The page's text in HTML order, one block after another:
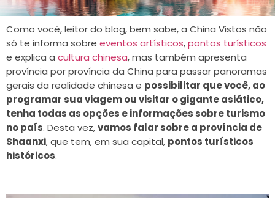
Como você, leitor do blog, bem sabe, a China Vistos não
só te informa sobre eventos artísticos,pontos turísticos
e explica a cultura chinesa, mas também apresenta
província por província da China para passar panoramas
gerais da realidade chinesa e possibilitar que você, ao
programar sua viagem ou visitar o gigante asiático,
tenha todas as opções e informações sobre turismo
no país. Desta vez,vamos falar sobre a província de
Shaanxi, que tem, em sua capital, pontos turísticos
históricos.